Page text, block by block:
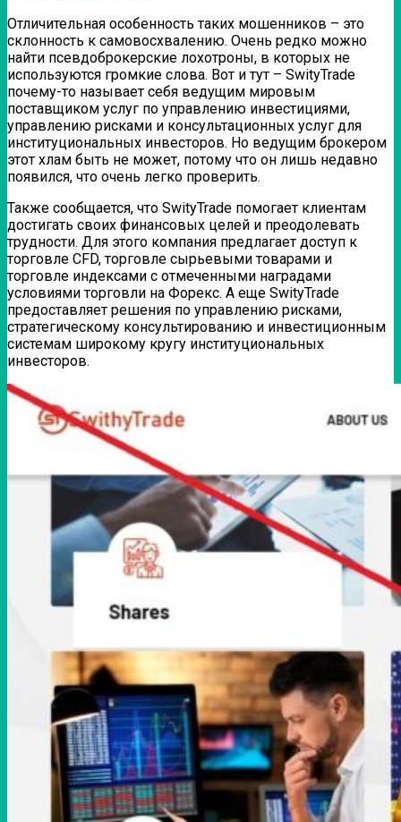
Отличительная особенность таких мошенников – это
склонность к самовосхвалению. Очень редко можно
найти псевдоброкерские лохотроны, в которых не
используются громкие слова. Вот и тут – SwityTrade
почему-то называет себя ведущим мировым
поставщиком услуг по управлению инвестициями,
управлению рисками и консультационных услуг для
институциональных инвесторов. Но ведущим брокером
этот хлам быть не может, потому что он лишь недавно
появился, что очень легко проверить.
Также сообщается, что SwityTrade помогает клиентам
достигать своих финансовых целей и преодолевать
трудности. Для этого компания предлагает доступ к
торговле CFD, торговле сырьевыми товарами и
торговле индексами с отмеченными наградами
условиями торговли на Форекс. А еще SwityTrade
предоставляет решения по управлению рисками,
стратегическому консультированию и инвестиционным
системам широкому кругу институциональных
инвесторов.